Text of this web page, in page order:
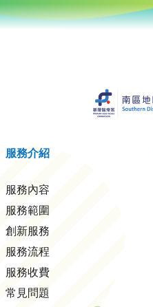
服務介紹
服務內容
服務範圍
創新服務
服務流程
服務收費
常見問題